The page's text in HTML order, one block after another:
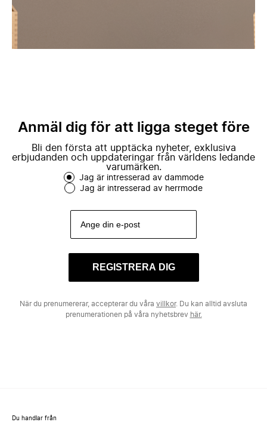
Anmäl dig för att ligga steget före
Bli den första att upptäcka nyheter, exklusiva
erbjudanden och uppdateringar från världens ledande
varumärken.
Jag är intresserad av dammode
Jag är intresserad av herrmode
REGISTRERA DIG
När du prenumererar, accepterar du våra villkor. Du kan alltid avsluta
prenumerationen på våra nyhetsbrev här.
Du handlar från